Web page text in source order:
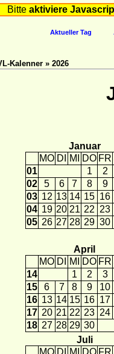
Bitte aktiviere
Aktueller Tag
Kalenner » 2026
Januar
MO DI MI DO FR
01
1
2
02
5 6 7 8
9
03 12 13 14 15 16
04 19 20 21 22 23
05 26 27 28 29 30
April
MO DI MI DO FR
14
1 2
3
15
6 7 8 9
10
16 13 14 15 16 17
17 20 21 22 23 24
18 27 28 29 30
Juli
MO DI MI DO FR